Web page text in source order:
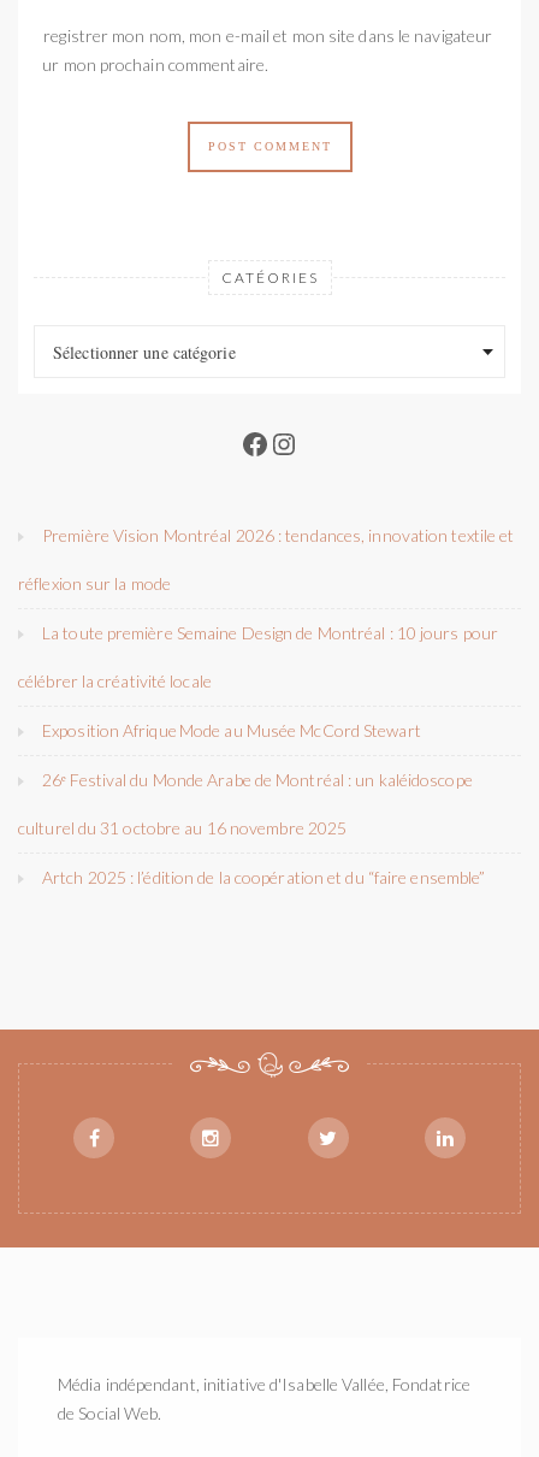
Enregistrer mon nom, mon e-mail et mon site dans le navigateur
pour mon prochain commentaire.
CATÉORIES
Sélectionner une catégorie
Facebook
Instagram
Première Vision Montréal 2026 : tendances, innovation textile et
réflexion sur la mode
La toute première Semaine Design de Montréal : 10 jours pour
célébrer la créativité locale
Exposition Afrique Mode au Musée McCord Stewart
26ᵉ Festival du Monde Arabe de Montréal : un kaléidoscope
culturel du 31 octobre au 16 novembre 2025
Artch 2025 : l’édition de la coopération et du “faire ensemble”
Média indépendant, initiative d'Isabelle Vallée, Fondatrice
de Social Web.